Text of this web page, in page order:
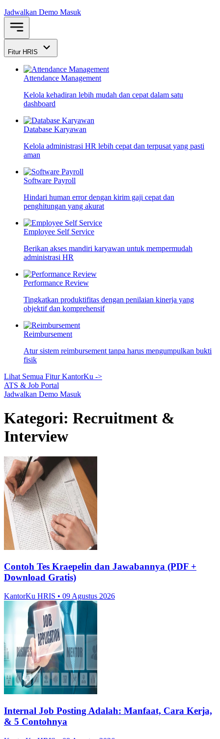
Jadwalkan Demo Masuk
Fitur HRIS
Attendance Management
Kelola kehadiran lebih mudah dan cepat dalam satu
dashboard
Database Karyawan
Kelola administrasi HR lebih cepat dan terpusat yang pasti
aman
Software Payroll
Hindari human error dengan kirim gaji cepat dan
penghitungan yang akurat
Employee Self Service
Berikan akses mandiri karyawan untuk mempermudah
administrasi HR
Performance Review
Tingkatkan produktifitas dengan penilaian kinerja yang
objektif dan komprehensif
Reimbursement
Atur sistem reimbursement tanpa harus mengumpulkan bukti
fisik
Lihat Semua Fitur KantorKu ->
ATS & Job Portal
Jadwalkan Demo Masuk
Kategori: Recruitment &
Interview
Contoh Tes Kraepelin dan Jawabannya (PDF +
Download Gratis)
KantorKu HRIS • 09 Agustus 2026
Internal Job Posting Adalah: Manfaat, Cara Kerja,
& 5 Contohnya